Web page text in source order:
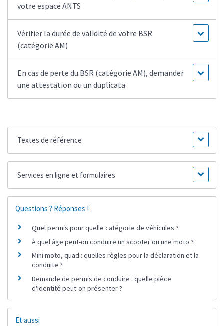
votre espace ANTS
Vérifier la durée de validité de votre BSR
(catégorie AM)
En cas de perte du BSR (catégorie AM), demander
une attestation ou un duplicata
Textes de référence
Services en ligne et formulaires
Questions ? Réponses !
Quel permis pour quelle catégorie de véhicules ?
À quel âge peut-on conduire un scooter ou une moto ?
Mini moto, quad : quelles règles pour la déclaration et la
conduite ?
Demande de permis de conduire : quelle pièce
d'identité peut-on présenter ?
Et aussi